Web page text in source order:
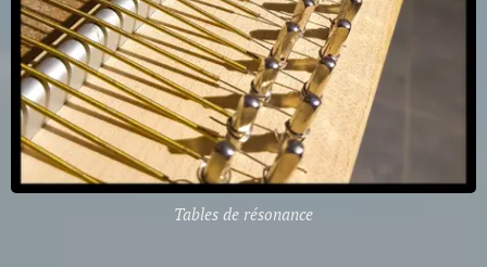
Tables de résonance